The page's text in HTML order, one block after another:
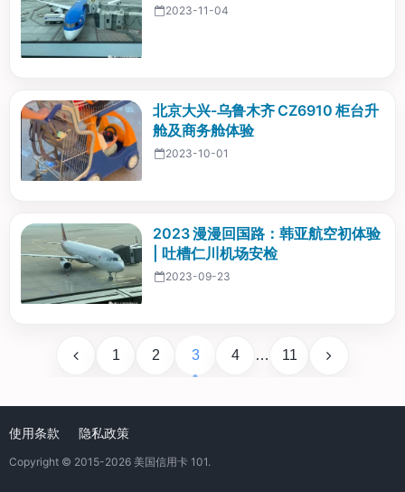
2023-11-04
北京大兴-乌鲁木齐 CZ6910 柜台升
舱及商务舱体验
2023-10-01
2023 漫漫回国路：韩亚航空初体验
| 吐槽仁川机场安检
2023-09-23
1 2 3 4 … 11
使用条款 隐私政策
Copyright © 2015-2026 美国信用卡 101.